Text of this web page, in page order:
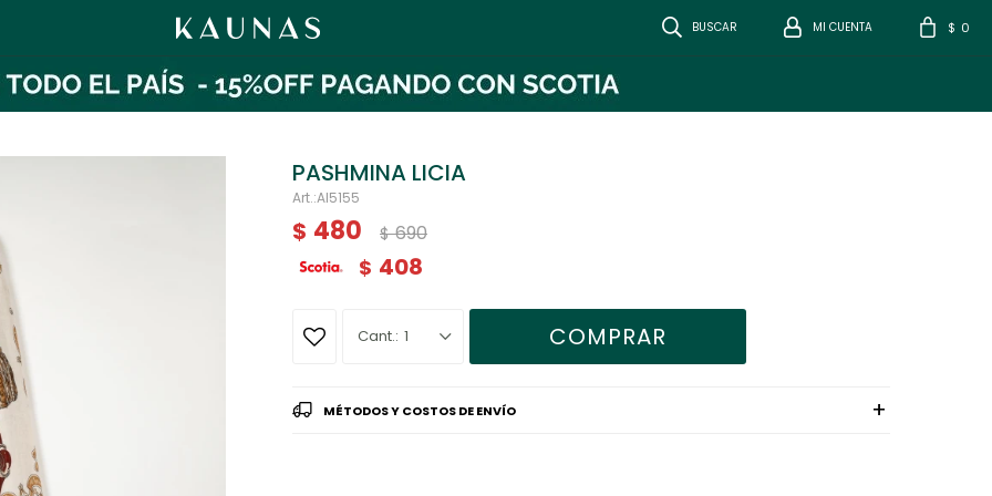
$ 0
PASHMINA LICIA
AI5155
$ 480 $ 690
$ 408
1 COMPRAR
MÉTODOS Y COSTOS DE ENVÍO